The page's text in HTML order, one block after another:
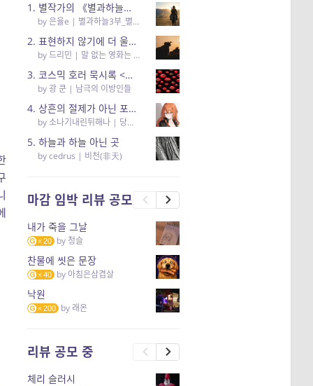
1. 별작가의 《별과하늘의 오케스트라》
by은율e | 별과하늘3부_별과하늘의 오케스트라
2. 표현하지 않기에 더 울림이 있는
by드리민 | 말 없는 영화는 하룻밤에 몇 리를 갈 수 있을까
3. 코스믹 호러 묵시록 <남극의 이방인들> 리뷰
by광 쿤 | 남극의 이방인들
4. 상흔의 절제가 아닌 포용의 고찰… <당신의 어둠을 안아요>
by소나기내린뒤해나 | 당신의 어둠을 안아요
5. 하늘과 하늘 아닌 곳
bycedrus | 비천(非天)
마감 임박 리뷰 공모
내가 죽을 그날
20 by 청슬
찬물에 씻은 문장
40 by 아침은삼겹살
낙원
200 by 래온
리뷰 공모 중
체리 슬러시